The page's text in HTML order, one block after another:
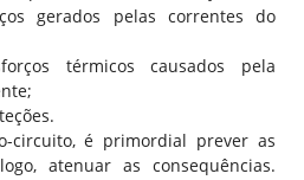
gerados pelas correntes do
térmicos causados pela
circuito, é primordial prever as
atenuar as consequências.